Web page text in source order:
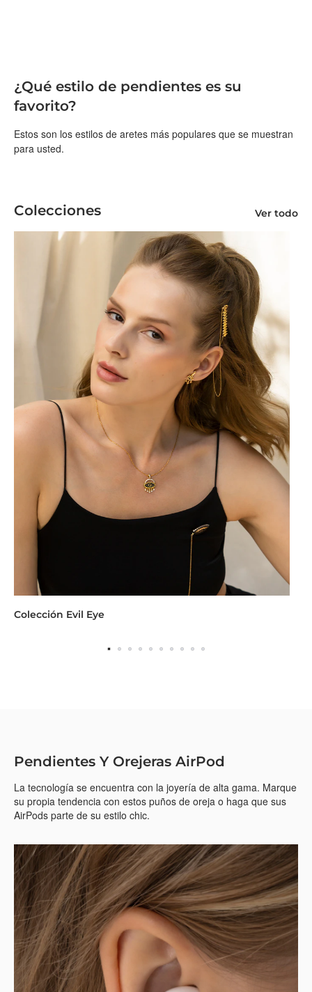
¿Qué estilo de pendientes es su
favorito?
Estos son los estilos de aretes más populares que se muestran
para usted.
Colecciones Ver todo
Colección Evil Eye
Pendientes Y Orejeras AirPod
La tecnología se encuentra con la joyería de alta gama. Marque
su propia tendencia con estos puños de oreja o haga que sus
AirPods parte de su estilo chic.